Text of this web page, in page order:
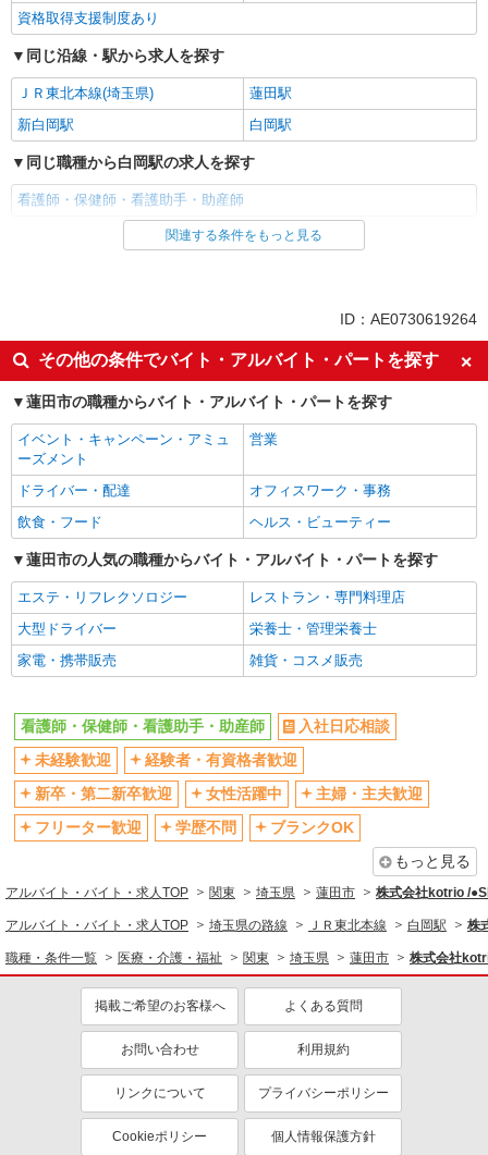
資格取得支援制度あり
同じ沿線・駅から求人を探す
ＪＲ東北本線(埼玉県)
蓮田駅
新白岡駅
白岡駅
同じ職種から白岡駅の求人を探す
看護師・保健師・看護助手・助産師
同じ雇用形態から白岡駅の求人を探す
入社日応相談
未経験歓迎
経験者・有資格者歓迎
新卒・第二新卒歓迎
女性活躍中
主婦・主夫歓迎
フリーター歓迎
学歴不問
ブランクOK
ミドル（40代～）活躍中
エルダー（50代～）活躍中
シニア（60代～）活躍中
高収入・高額
ボーナス・賞与あり
昇給あり
完全週休2日制
フルタイム歓迎
禁煙・分煙
駅直結・駅チカ
車通勤OK
バイク通勤OK
自転車通勤OK
社会保険あり
産休・育休取得実績あり
退職金・財形貯蓄制度あり
各種手当（家族・役職・インセン
ティブなど）あり
制服貸与
研修制度あり
資格取得支援制度あり
医療・介護・福祉
看護師・保健師・看護助手・助産師
同じ特徴から求人を探す
未経験歓迎
ミドル（40代～）活躍中
ボーナス・賞与あり
車通勤OK
社会保険あり
産休・育休取得実績あり
関連する条件をもっと見る
ID：AE0730619264
その他の条件でバイト・アルバイト・パートを探す
蓮田市の職種からバイト・アルバイト・パートを探す
イベント・キャンペーン・アミュ
ーズメント
営業
ドライバー・配達
オフィスワーク・事務
飲食・フード
ヘルス・ビューティー
蓮田市の人気の職種からバイト・アルバイト・パートを探す
エステ・リフレクソロジー
レストラン・専門料理店
大型ドライバー
栄養士・管理栄養士
家電・携帯販売
雑貨・コスメ販売
看護師・保健師・看護助手・助産師
入社日応相談
未経験歓迎
経験者・有資格者歓迎
新卒・第二新卒歓迎
女性活躍中
主婦・主夫歓迎
フリーター歓迎
学歴不問
ブランクOK
もっと見る
アルバイト・バイト・求人TOP 関東 埼玉県 蓮田市 株式会社kotrio /
アルバイト・バイト・求人TOP 埼玉県の路線 ＪＲ東北本線 白岡駅 株
職種・条件一覧 医療・介護・福祉 関東 埼玉県 蓮田市 株式会社
掲載ご希望のお客様へ よくある質問
お問い合わせ 利用規約
リンクについて プライバシーポリシー
Cookieポリシー 個人情報保護方針